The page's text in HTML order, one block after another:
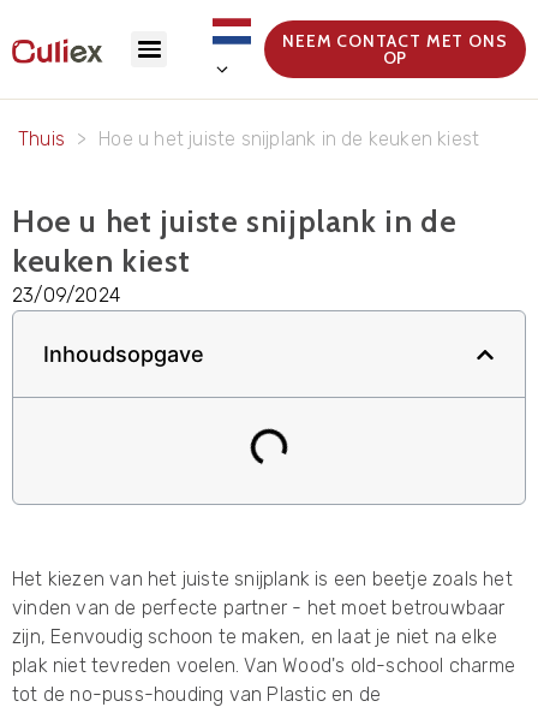
NEEM CONTACT MET ONS
OP
Thuis > Hoe u het juiste snijplank in de keuken kiest
Hoe u het juiste snijplank in de
keuken kiest
23/09/2024
Inhoudsopgave
Het kiezen van het juiste snijplank is een beetje zoals het
vinden van de perfecte partner - het moet betrouwbaar
zijn, Eenvoudig schoon te maken, en laat je niet na elke
plak niet tevreden voelen. Van Wood's old-school charme
tot de no-puss-houding van Plastic en de